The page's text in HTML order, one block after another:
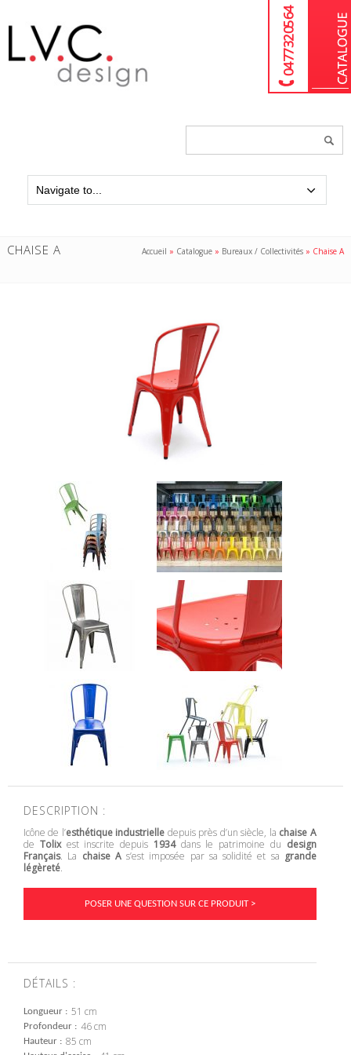
04 77 32 05 64
CHAISE A Accueil » Catalogue » Bureaux / Collectivités » Chaise A
DESCRIPTION :
Icône de l’esthétique industrielle depuis près d’un siècle, la chaise A
de Tolixest inscrite depuis 1934dans le patrimoine du design
Français. La chaise As’est imposée par sa solidité et sa grande
légèreté.
POSER UNE QUESTION SUR CE PRODUIT >
DÉTAILS :
Longueur 51 cm
Profondeur 46 cm
Hauteur 85 cm